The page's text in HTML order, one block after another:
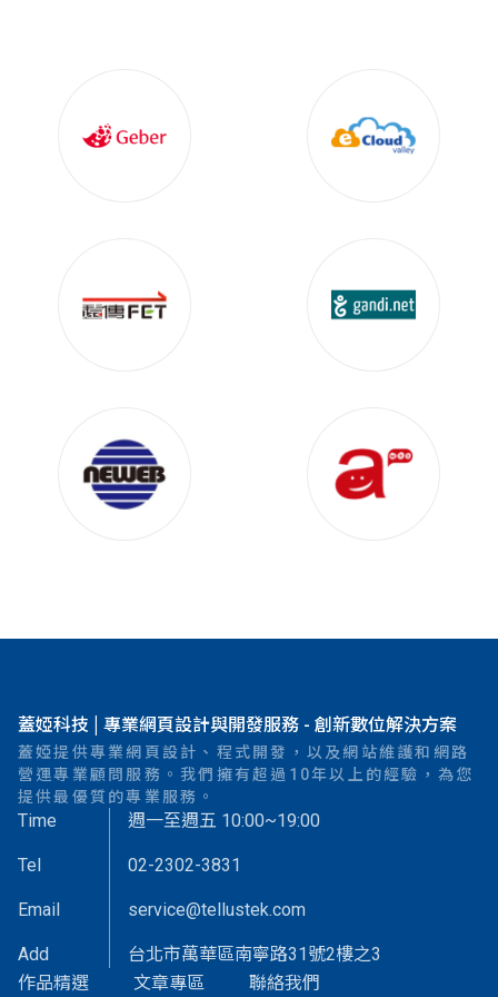
蓋婭科技 | 專業網頁設計與開發服務 - 創新數位解決方案
蓋婭提供專業網頁設計、程式開發，以及網站維護和網路
營運專業顧問服務。我們擁有超過10年以上的經驗，為您
提供最優質的專業服務。
Time 週一至週五 10:00~19:00
Tel 02-2302-3831
Email service@tellustek.com
Add 台北市萬華區南寧路31號2樓之3
作品精選 文章專區 聯絡我們